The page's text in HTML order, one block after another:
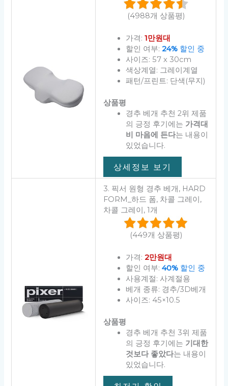
(4988개 상품평)
가격: 1만원대
할인 여부: 24%할인 중
사이즈: 57 x 30cm
색상계열: 그레이계열
패턴/프린트: 단색(무지)
상품평
경추 베개 추천 2위 제품
의 긍정 후기에는 가격대
비 마음에 든다는 내용이
있었습니다.
상세정보 보기
3. 픽서 원형 경추 베개, HARD
FORM_하드 폼, 차콜 그레이,
차콜 그레이, 1개
(449개 상품평)
가격: 2만원대
할인 여부: 40%할인 중
사용계절: 사계절용
베개 종류: 경추/3D베개
사이즈: 45×10.5
상품평
경추 베개 추천 3위 제품
의 긍정 후기에는 기대한
것보다 좋았다는 내용이
있었습니다.